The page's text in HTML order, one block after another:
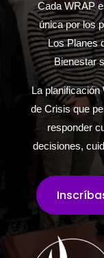
Cada WRAP
única por los
Los Planes
Bienestar
La
de Crisis que
responder
decisiones,